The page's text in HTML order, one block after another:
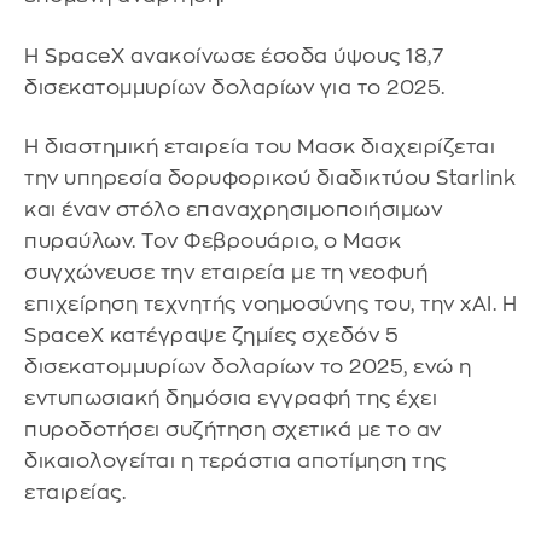
Η SpaceX ανακοίνωσε έσοδα ύψους 18,7
δισεκατομμυρίων δολαρίων για το 2025.
Η διαστημική εταιρεία του Μασκ διαχειρίζεται
την υπηρεσία δορυφορικού διαδικτύου Starlink
και έναν στόλο επαναχρησιμοποιήσιμων
πυραύλων. Τον Φεβρουάριο, ο Μασκ
συγχώνευσε την εταιρεία με τη νεοφυή
επιχείρηση τεχνητής νοημοσύνης του, την xAI. Η
SpaceX κατέγραψε ζημίες σχεδόν 5
δισεκατομμυρίων δολαρίων το 2025, ενώ η
εντυπωσιακή δημόσια εγγραφή της έχει
πυροδοτήσει συζήτηση σχετικά με το αν
δικαιολογείται η τεράστια αποτίμηση της
εταιρείας.